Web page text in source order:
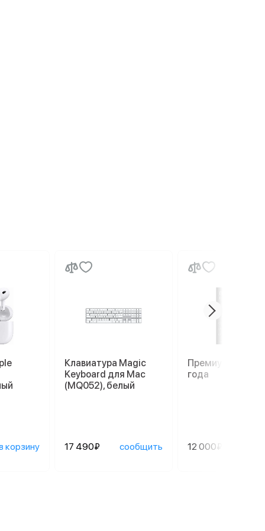
корзину
Клавиатура Magic
Keyboard для Mac
(MQ052), белый
17 490₽ сообщить
Премиум
года
12 000₽